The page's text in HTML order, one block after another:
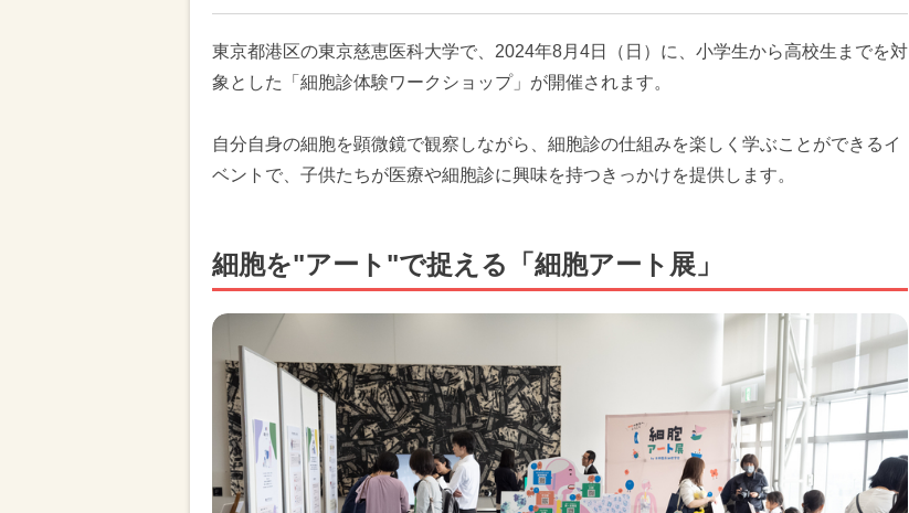
東京都港区の東京慈恵医科大学で、2024年8月4日（日）に、小学生から高校生までを対
象とした「細胞診体験ワークショップ」が開催されます。
自分自身の細胞を顕微鏡で観察しながら、細胞診の仕組みを楽しく学ぶことができるイ
ベントで、子供たちが医療や細胞診に興味を持つきっかけを提供します。
細胞を"アート"で捉える「細胞アート展」